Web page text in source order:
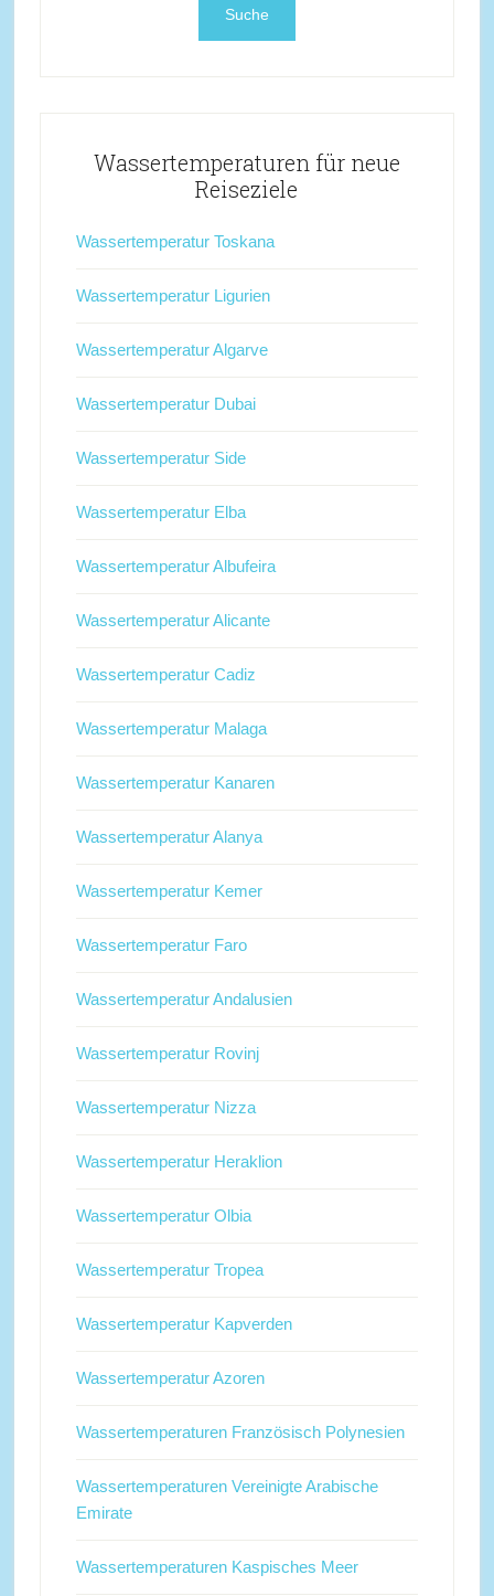
Wassertemperaturen für neue
Reiseziele
Wassertemperatur Toskana
Wassertemperatur Ligurien
Wassertemperatur Algarve
Wassertemperatur Dubai
Wassertemperatur Side
Wassertemperatur Elba
Wassertemperatur Albufeira
Wassertemperatur Alicante
Wassertemperatur Cadiz
Wassertemperatur Malaga
Wassertemperatur Kanaren
Wassertemperatur Alanya
Wassertemperatur Kemer
Wassertemperatur Faro
Wassertemperatur Andalusien
Wassertemperatur Rovinj
Wassertemperatur Nizza
Wassertemperatur Heraklion
Wassertemperatur Olbia
Wassertemperatur Tropea
Wassertemperatur Kapverden
Wassertemperatur Azoren
Wassertemperaturen Französisch Polynesien
Wassertemperaturen Vereinigte Arabische
Emirate
Wassertemperaturen Kaspisches Meer